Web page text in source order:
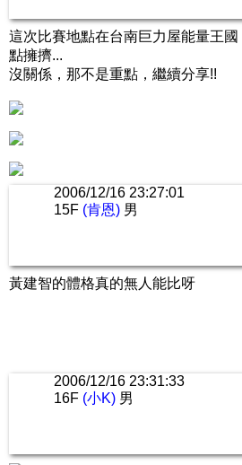
這次比賽地點在台南巨力屋能量王
點擁擠...
沒關係，那不是重點，繼續分享!!
2006/12/16 23:27:01
15F (肯恩) 男
黃建智的體格真的無人能比呀
2006/12/16 23:31:33
16F (小K) 男